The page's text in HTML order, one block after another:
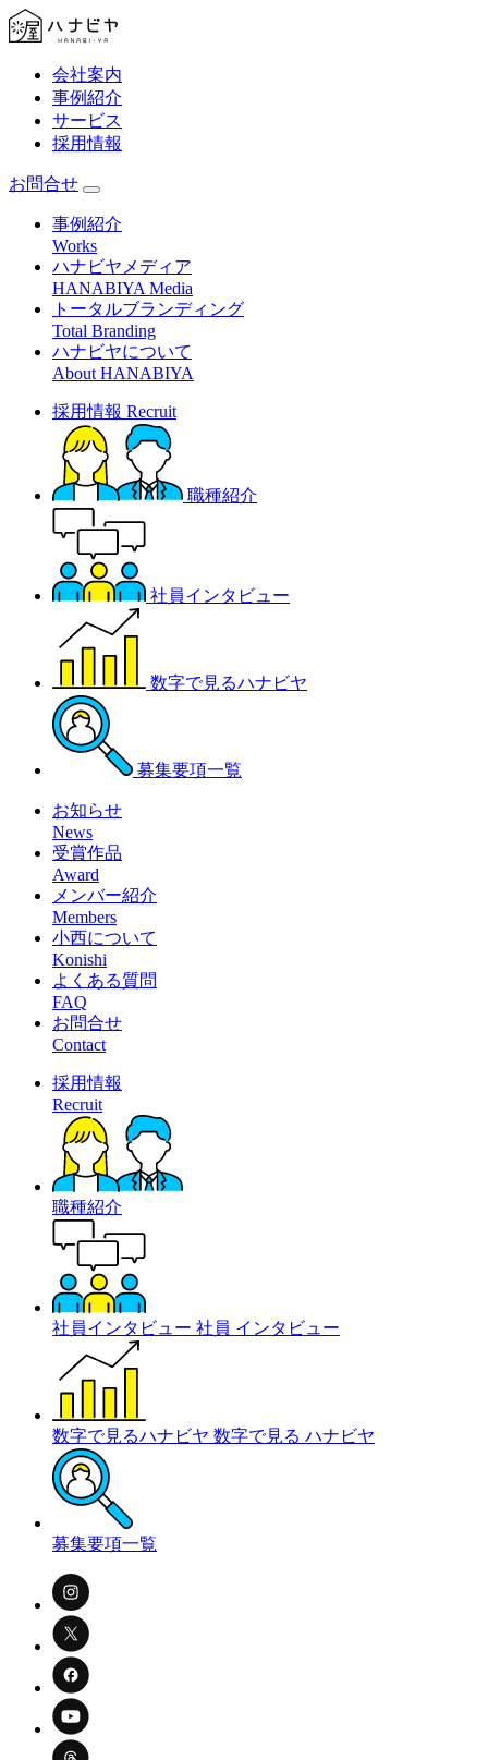
会社案内
事例紹介
サービス
採用情報
お問合せ
事例紹介
Works
ハナビヤメディア
HANABIYA Media
トータルブランディング
Total Branding
ハナビヤについて
About HANABIYA
採用情報 Recruit
職種紹介
社員インタビュー
数字で見るハナビヤ
募集要項一覧
お知らせ
News
受賞作品
Award
メンバー紹介
Members
小西について
Konishi
よくある質問
FAQ
お問合せ
Contact
採用情報
Recruit
職種紹介
社員インタビュー 社員 インタビュー
数字で見るハナビヤ 数字で見る ハナビヤ
募集要項一覧